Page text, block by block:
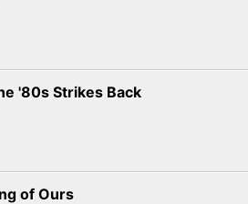
'80s Strikes Back
of Ours